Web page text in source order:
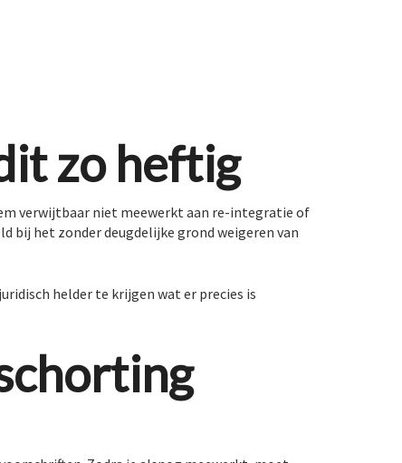
zo heftig
verwijtbaar niet meewerkt aan re-integratie of
bij het zonder deugdelijke grond weigeren van
helder te krijgen wat er precies is